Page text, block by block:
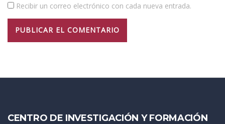
Recibir un correo electrónico con cada nueva entrada.
CENTRO DE INVESTIGACIÓN Y FORMACIÓN